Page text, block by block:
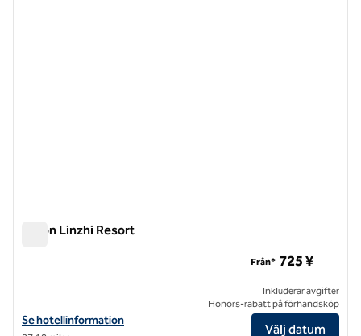
Hilton Linzhi Resort
Visa hotelluppgifter för Hilton Linzhi Resort
Se hotellinformation
Från* 725 ¥
Inkluderar avgifter
Honors-rabatt på förhandsköp
Välj datum